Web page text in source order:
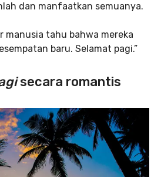
dan manfaatkan semuanya.
manusia tahu bahwa mereka
baru. Selamat pagi.”
secara romantis